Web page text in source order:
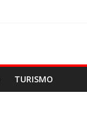
TURISMO